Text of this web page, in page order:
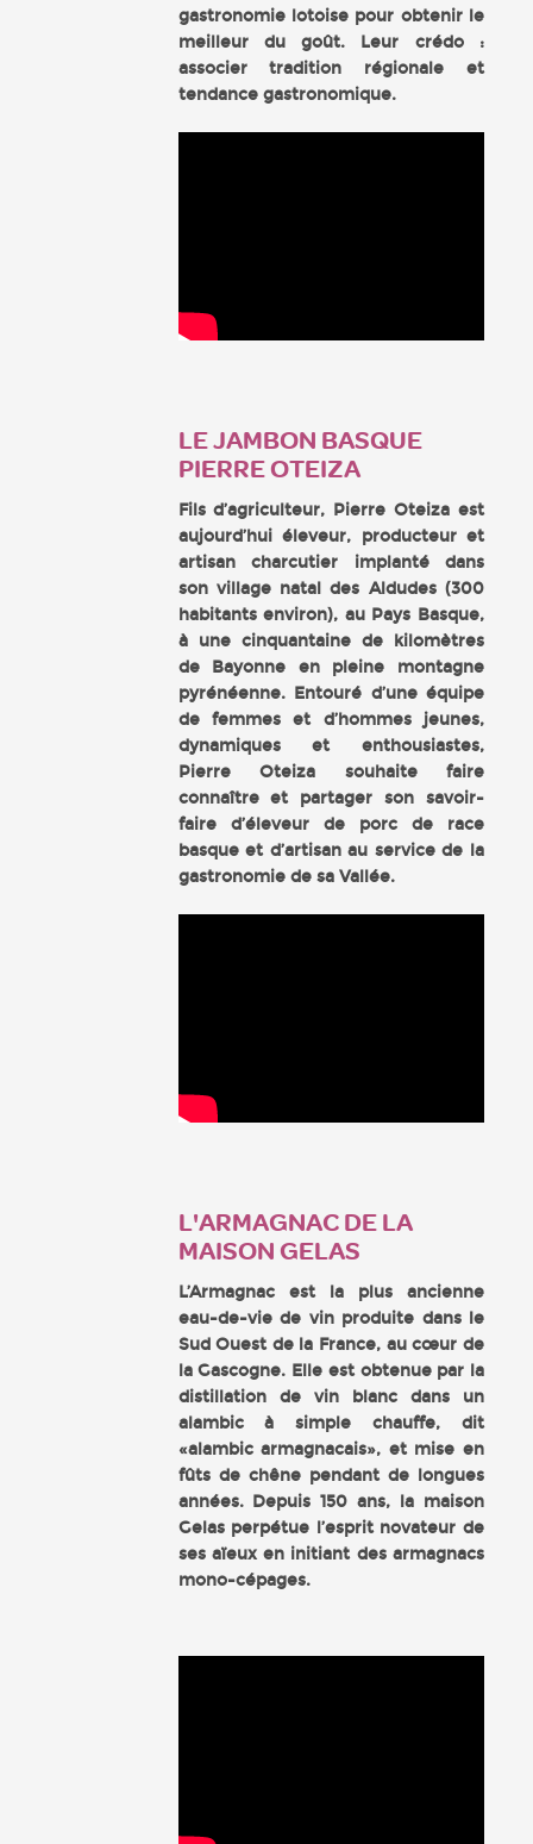
gastronomie lotoise pour obtenir le
meilleur du goût. Leur crédo :
associer tradition régionale et
tendance gastronomique.
LE JAMBON BASQUE
PIERRE OTEIZA
Fils d’agriculteur, Pierre Oteiza est
aujourd’hui éleveur, producteur et
artisan charcutier implanté dans
son village natal des Aldudes (300
habitants environ), au Pays Basque,
à une cinquantaine de kilomètres
de Bayonne en pleine montagne
pyrénéenne. Entouré d’une équipe
de femmes et d’hommes jeunes,
dynamiques et enthousiastes,
Pierre Oteiza souhaite faire
connaître et partager son savoir-
faire d’éleveur de porc de race
basque et d’artisan au service de la
gastronomie de sa Vallée.
L'ARMAGNAC DE LA
MAISON GELAS
L’Armagnac est la plus ancienne
eau-de-vie de vin produite dans le
Sud Ouest de la France, au cœur de
la Gascogne. Elle est obtenue par la
distillation de vin blanc dans un
alambic à simple chauffe, dit
«alambic armagnacais», et mise en
fûts de chêne pendant de longues
années. Depuis 150 ans, la maison
Gelas perpétue l’esprit novateur de
ses aïeux en initiant des armagnacs
mono-cépages.